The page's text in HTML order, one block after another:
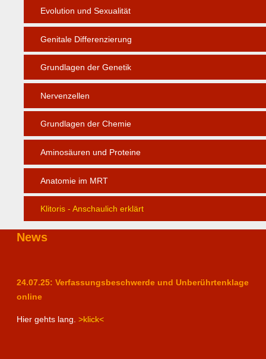
Evolution und Sexualität
Genitale Differenzierung
Grundlagen der Genetik
Nervenzellen
Grundlagen der Chemie
Aminosäuren und Proteine
Anatomie im MRT
Klitoris - Anschaulich erklärt
News
24.07.25: Verfassungsbeschwerde und Unberührtenklage
online
Hier gehts lang. >klick<